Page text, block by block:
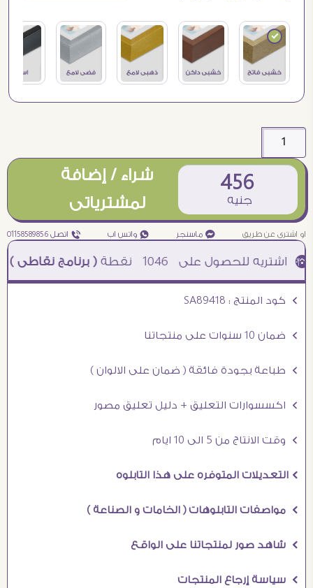
456
جنيه
شراء / إضافة
لمشترياتى
او اشترى عن طريق ¥ ماسنجر ₧ واتس اب ƒ اتصل 01158589856
1046 نقطة( برنامج نقاطى )à خصم 5% للعملاء الجدد à شحن مجانى عند الشراء ب 4000 جنيه à
Ö كود المنتج : SA89418
Ö ضمان 10 سنوات على منتجاتنا
Ö طباعة بجودة فائقة ( ضمان على الالوان )
Ö اكسسوارات التعليق + دليل تعليق مصور
Ö وقت الانتاج من 5 الى 10 ايام
Ö التعديلات المتوفره على هذا التابلوه
Ö مواصفات التابلوهات ( الخامات و الصناعة )
Ö شاهد صور لمنتجاتنا على الواقع
Ö سياسة إرجاع المنتجات